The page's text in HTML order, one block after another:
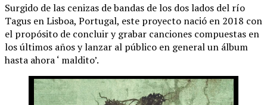
Surgido de las cenizas de bandas de los dos lados del río
Tagus en Lisboa, Portugal, este proyecto nació en 2018 con
el propósito de concluir y grabar canciones compuestas en
los últimos años y lanzar al público en general un álbum
hasta ahora ‘ maldito’.